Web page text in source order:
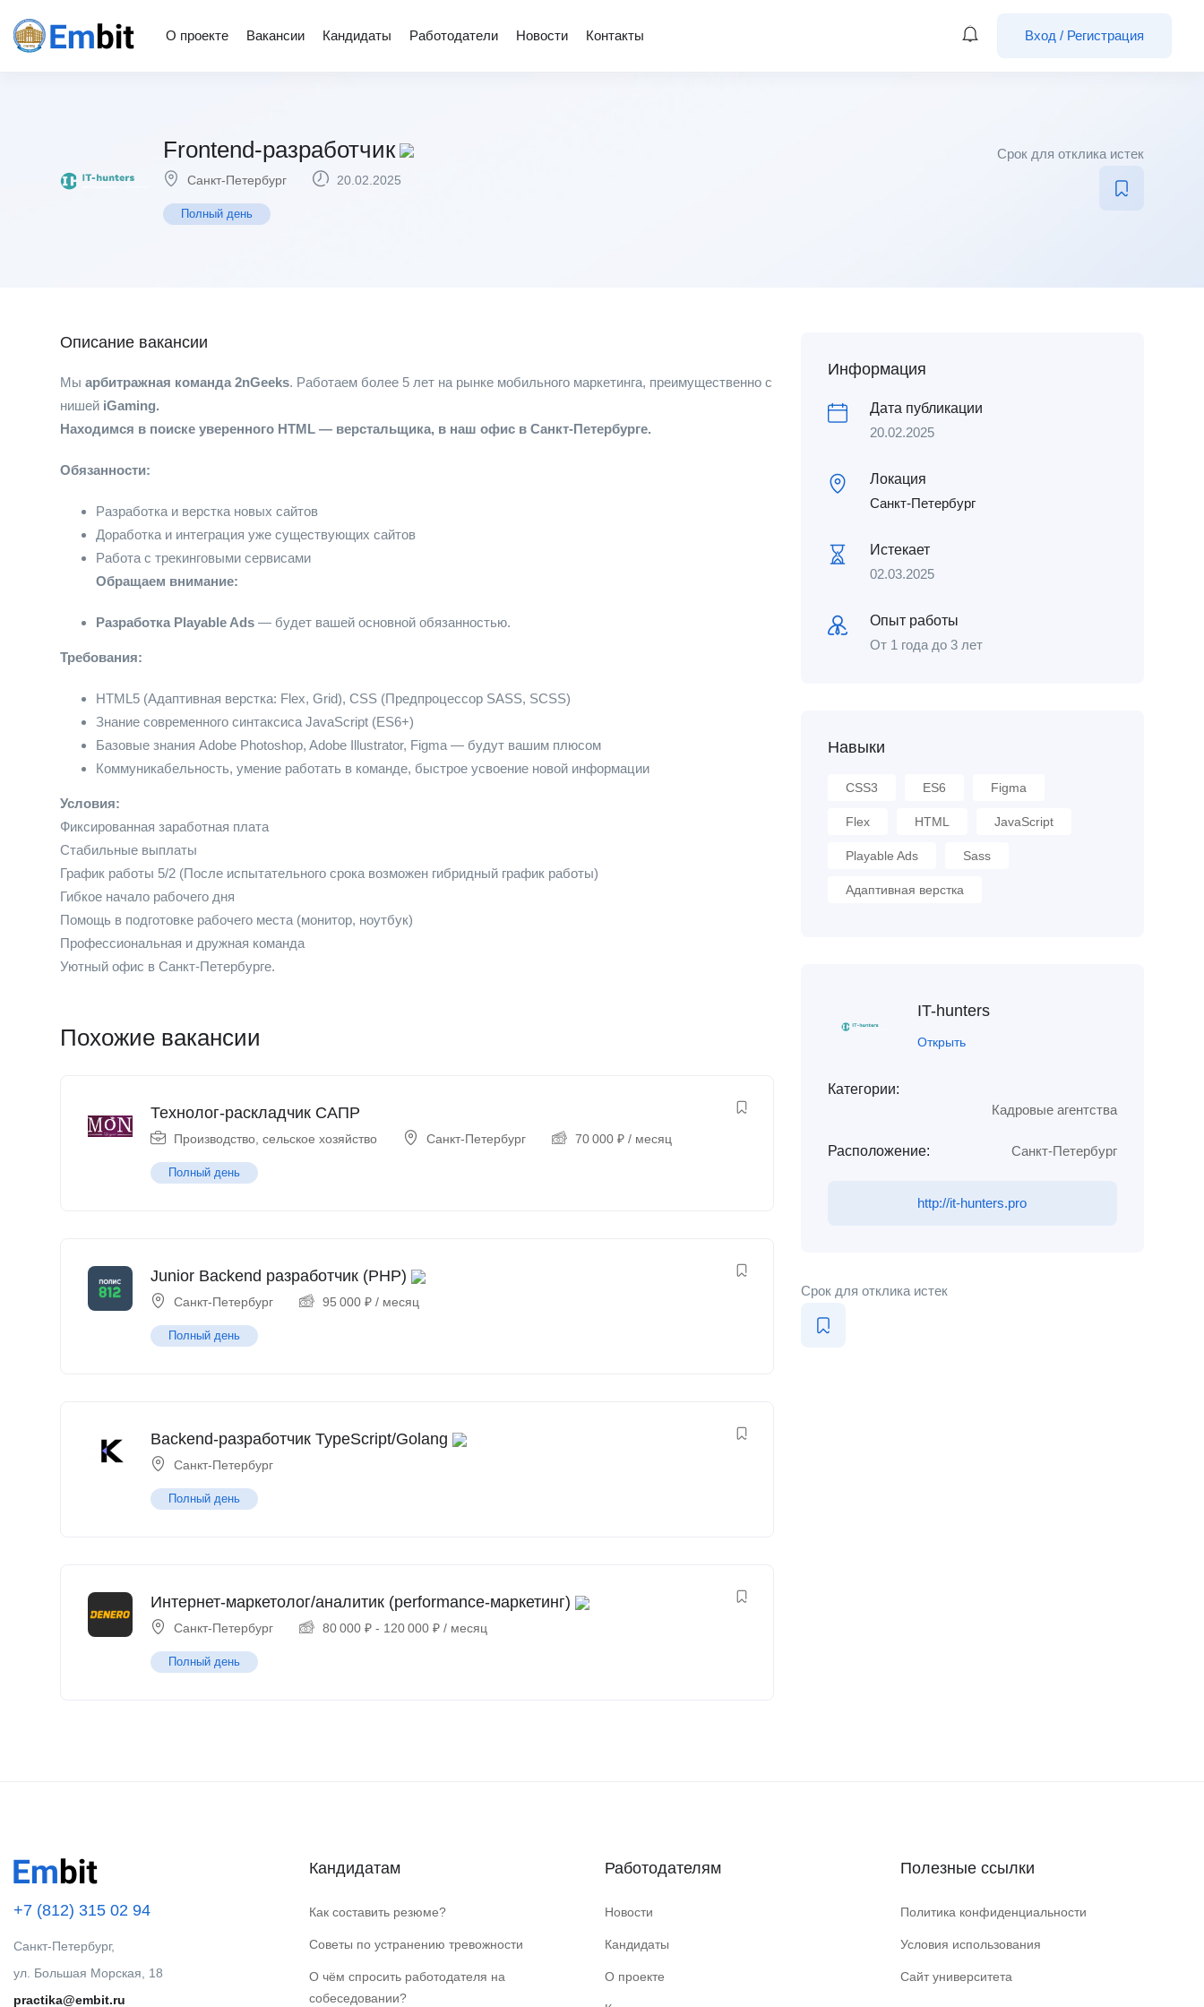
О проекте Вакансии Кандидаты Работодатели Новости Контакты Вход / Регистрация
Frontend-разработчик
Санкт-Петербург 20.02.2025
Полный день
Срок для отклика истек
Описание вакансии
Мы арбитражная команда 2nGeeks. Работаем более 5 лет на рынке мобильного маркетинга, преимущественно с
нишей iGaming.
Находимся в поиске уверенного HTML — верстальщика, в наш офис в Санкт-Петербурге.
Обязанности:
Разработка и верстка новых сайтов
Доработка и интеграция уже существующих сайтов
Работа с трекинговыми сервисами
Обращаем внимание:
Разработка Playable Ads — будет вашей основной обязанностью.
Требования:
HTML5 (Адаптивная верстка: Flex, Grid), CSS (Предпроцессор SASS, SCSS)
Знание современного синтаксиса JavaScript (ES6+)
Базовые знания Adobe Photoshop, Adobe Illustrator, Figma — будут вашим плюсом
Коммуникабельность, умение работать в команде, быстрое усвоение новой информации
Условия:
Фиксированная заработная плата
Стабильные выплаты
График работы 5/2 (После испытательного срока возможен гибридный график работы)
Гибкое начало рабочего дня
Помощь в подготовке рабочего места (монитор, ноутбук)
Профессиональная и дружная команда
Уютный офис в Санкт-Петербурге.
Похожие вакансии
Технолог-раскладчик САПР
Производство, сельское хозяйство Санкт-Петербург 70 000 ₽ / месяц
Полный день
Junior Backend разработчик (PHP)
Санкт-Петербург 95 000 ₽ / месяц
Полный день
Backend-разработчик TypeScript/Golang
Санкт-Петербург
Полный день
Интернет-маркетолог/аналитик (performance-маркетинг)
Санкт-Петербург 80 000 ₽ - 120 000 ₽ / месяц
Полный день
Информация
Дата публикации
20.02.2025
Локация
Санкт-Петербург
Истекает
02.03.2025
Опыт работы
От 1 года до 3 лет
Навыки
CSS3 ES6 Figma
Flex HTML JavaScript
Playable Ads Sass
Адаптивная верстка
IT-hunters
Открыть
Категории:
Кадровые агентства
Расположение: Санкт-Петербург
http://it-hunters.pro
Срок для отклика истек
+7 (812) 315 02 94
Санкт-Петербург,
ул. Большая Морская, 18
practika@embit.ru
Кандидатам
Как составить резюме?
Советы по устранению тревожности
О чём спросить работодателя на
собеседовании?
Работодателям
Новости
Кандидаты
О проекте
Полезные ссылки
Политика конфиденциальности
Условия использования
Сайт университета